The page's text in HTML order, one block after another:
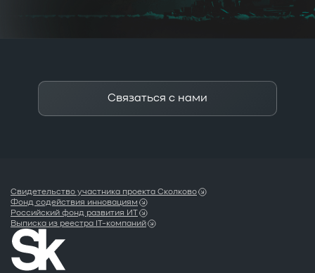
Связаться с нами
Свидетельство участника проекта Сколково
Фонд содействия инновациям
Российский фонд развития ИТ
Выписка из реестра IT-компаний